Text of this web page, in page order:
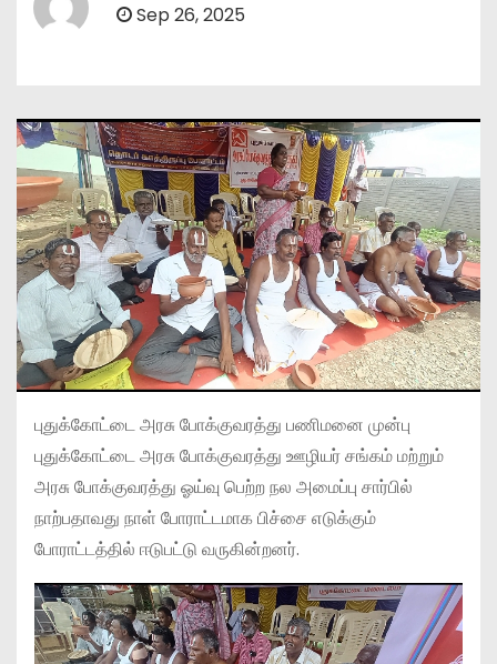
Sep 26, 2025
புதுக்கோட்டை அரசு போக்குவரத்து பணிமனை முன்பு
புதுக்கோட்டை அரசு போக்குவரத்து ஊழியர் சங்கம் மற்றும்
அரசு போக்குவரத்து ஓய்வு பெற்ற நல அமைப்பு சார்பில்
நாற்பதாவது நாள் போராட்டமாக பிச்சை எடுக்கும்
போராட்டத்தில் ஈடுபட்டு வருகின்றனர்.